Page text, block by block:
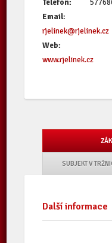
Telefon:
Email:
rjelinek@rjelinek.cz
Web:
www.rjelinek.cz
SUBJEKT V
Další informace